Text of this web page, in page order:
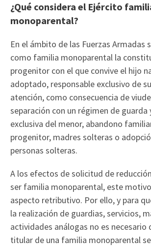
¿Qué considera el Ejército
monoparental?
En el ámbito de las Fuerzas Armadas
como familia monoparental la
progenitor con el que convive el hijo
adoptado, responsable exclusivo de
atención, como consecuencia de
separación con un régimen de guarda
exclusiva del menor, abandono
progenitor, madres solteras o
personas solteras.
A los efectos de solicitud de
ser familia monoparental, este
aspecto retributivo. Por ello, y para
la realización de guardias, servicios,
actividades análogas no es necesario
titular de una familia monoparental